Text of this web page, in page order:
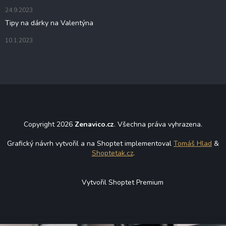
24.9.2023
Tipy na dárky na Valentýna
10.1.2023
Copyright 2026 Zenavico.cz. Všechna práva vyhrazena.
Grafický návrh vytvořil a na Shoptet implementoval Tomáš Hlad &
Shoptetak.cz.
Vytvořil Shoptet Premium